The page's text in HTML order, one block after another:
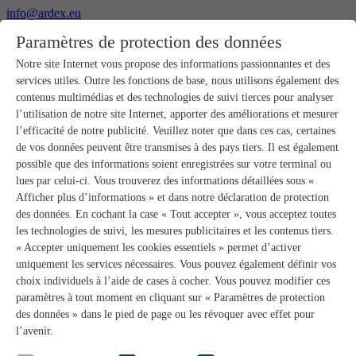
info@ardex.eu
Français
Produits
Aperçu des produits
Gros-œuvre
Pose de chape
Primaires et préparation de supports
Enduits de ragréage pour sols
Étanchéités
Mortiers-colles carrelage
Mortiers de jointoiement
Étanchéités pour joints
Colles d’assemblage
Pose de pierres naturelles
Colles pour revêtements de sols et parquets
Enduits de ragréage muraux
Accessoires
PANDOMO®
Paramètres de protection des données
Notre site Internet vous propose des informations passionnantes et des
services utiles. Outre les fonctions de base, nous utilisons également des
contenus multimédias et des technologies de suivi tierces pour analyser
l’utilisation de notre site Internet, apporter des améliorations et mesurer
l’efficacité de notre publicité. Veuillez noter que dans ces cas, certaines
de vos données peuvent être transmises à des pays tiers. Il est également
possible que des informations soient enregistrées sur votre terminal ou
lues par celui-ci. Vous trouverez des informations détaillées sous «
Afficher plus d’informations » et dans notre déclaration de protection
des données. En cochant la case « Tout accepter », vous acceptez toutes
les technologies de suivi, les mesures publicitaires et les contenus tiers.
« Accepter uniquement les cookies essentiels » permet d’activer
uniquement les services nécessaires. Vous pouvez également définir vos
choix individuels à l’aide de cases à cocher. Vous pouvez modifier ces
paramètres à tout moment en cliquant sur « Paramètres de protection
des données » dans le pied de page ou les révoquer avec effet pour
l’avenir.